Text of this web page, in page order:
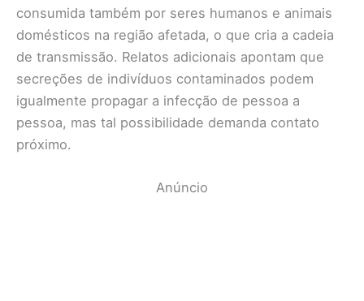
consumida também por seres humanos e animais
domésticos na região afetada, o que cria a cadeia
de transmissão. Relatos adicionais apontam que
secreções de indivíduos contaminados podem
igualmente propagar a infecção de pessoa a
pessoa, mas tal possibilidade demanda contato
próximo.
Anúncio